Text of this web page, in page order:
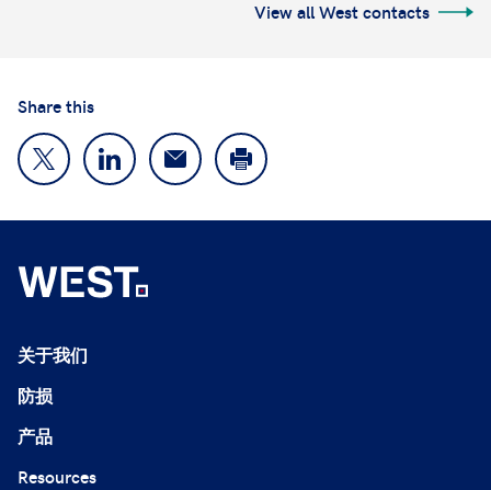
View all West contacts
Share this
关于我们
防损
产品
Resources